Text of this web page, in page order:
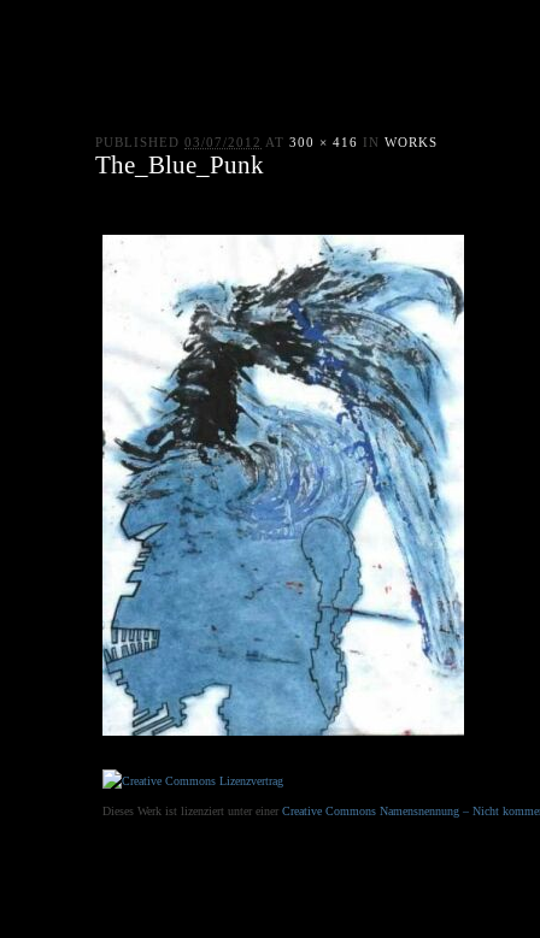
PUBLISHED 03/07/2012 AT 300 × 416 IN WORKS
The_Blue_Punk
Dieses Werk ist lizenziert unter einer Creative Commons Namensnennung – Nicht